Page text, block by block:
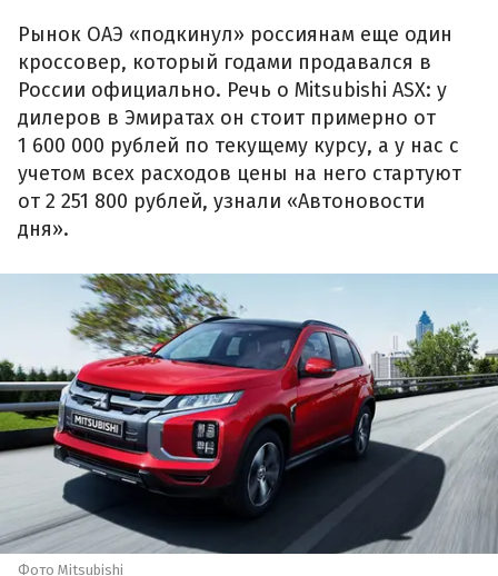
Рынок ОАЭ «подкинул» россиянам еще один
кроссовер, который годами продавался в
России официально. Речь о Mitsubishi ASX: у
дилеров в Эмиратах он стоит примерно от
1 600 000 рублей по текущему курсу, а у нас с
учетом всех расходов цены на него стартуют
от 2 251 800 рублей, узнали «Автоновости
дня».
Фото Mitsubishi